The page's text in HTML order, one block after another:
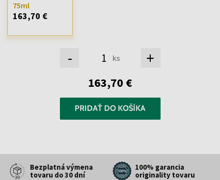
- ks +
75ml
163,70 €
163,70 €
PRIDAŤ DO KOŠÍKA
Bezplatná výmena
tovaru do 30 dní
100% garancia
originality tovaru